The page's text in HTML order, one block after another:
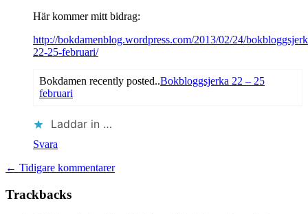
Här kommer mitt bidrag:
http://bokdamenblog.wordpress.com/2013/02/24/
22-25-februari/
Bokdamen recently posted..Bokbloggsjerka 22 – 25
februari
Laddar in …
Svara
← Tidigare kommentarer
Trackbacks